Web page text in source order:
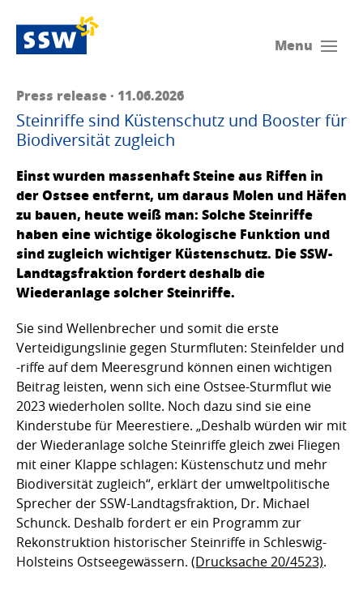
Menu
Press release · 11.06.2026
Steinriffe sind Küstenschutz und Booster für
Biodiversität zugleich
Einst wurden massenhaft Steine aus Riffen in
der Ostsee entfernt, um daraus Molen und Häfen
zu bauen, heute weiß man: Solche Steinriffe
haben eine wichtige ökologische Funktion und
sind zugleich wichtiger Küstenschutz. Die SSW-
Landtagsfraktion fordert deshalb die
Wiederanlage solcher Steinriffe.
Sie sind Wellenbrecher und somit die erste
Verteidigungslinie gegen Sturmfluten: Steinfelder und
-riffe auf dem Meeresgrund können einen wichtigen
Beitrag leisten, wenn sich eine Ostsee-Sturmflut wie
2023 wiederholen sollte. Noch dazu sind sie eine
Kinderstube für Meerestiere. „Deshalb würden wir mit
der Wiederanlage solche Steinriffe gleich zwei Fliegen
mit einer Klappe schlagen: Küstenschutz und mehr
Biodiversität zugleich“, erklärt der umweltpolitische
Sprecher der SSW-Landtagsfraktion, Dr. Michael
Schunck. Deshalb fordert er ein Programm zur
Rekonstruktion historischer Steinriffe in Schleswig-
Holsteins Ostseegewässern. (Drucksache 20/4523).